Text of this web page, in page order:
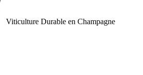
Viticulture Durable en Champagne